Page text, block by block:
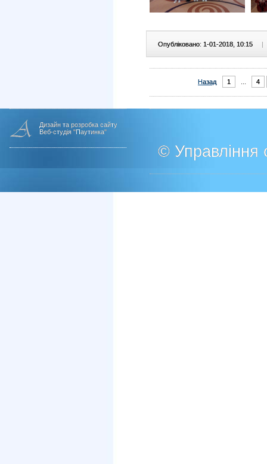
Опубліковано: 1-01-2018, 10:15 |
Назад 1 4
Дизайн та розробка сайту
Веб-студія "Паутинка"
© Управління